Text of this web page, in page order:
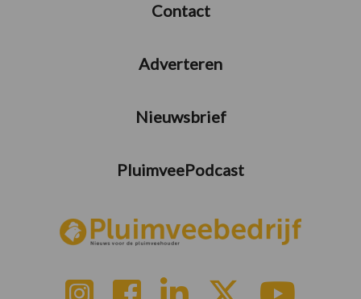
Contact
Adverteren
Nieuwsbrief
PluimveePodcast